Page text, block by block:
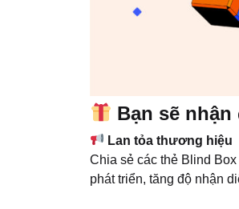
Bạn sẽ
Lan tỏa thương hiệu
Chia sẻ các thẻ Blind
phát triển, tăng độ nhận